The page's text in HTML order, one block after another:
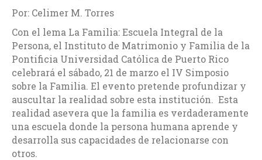
Por: Celimer M. Torres
Con el lema La Familia: Escuela Integral de la
Persona, el Instituto de Matrimonio y Familia de la
Pontificia Universidad Católica de Puerto Rico
celebrará el sábado, 21 de marzo el IV Simposio
sobre la Familia. El evento pretende profundizar y
auscultar la realidad sobre esta institución. Esta
realidad asevera que la familia es verdaderamente
una escuela donde la persona humana aprende y
desarrolla sus capacidades de relacionarse con
otros.